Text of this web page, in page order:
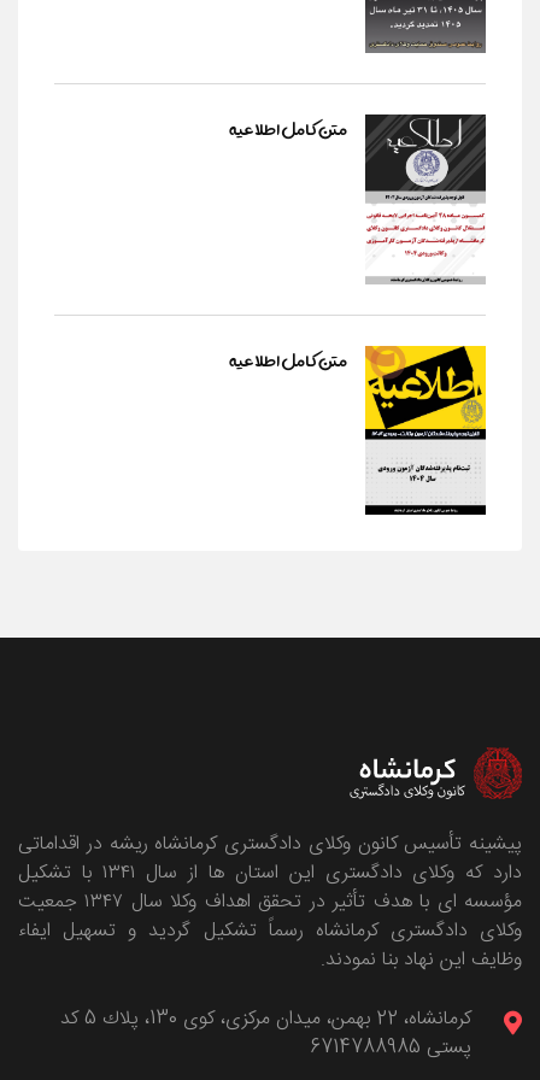
متن کامل اطلاعیه
متن کامل اطلاعیه
پیشینه تأسیس کانون وکلای دادگستری کرمانشاه ریشه در اقداماتی
دارد که وکلای دادگستری این استان ها از سال ۱۳۴۱ با تشکیل
مؤسسه ای با هدف تأثیر در تحقق اهداف وکلا سال ۱۳۴۷ جمعیت
وکلای دادگستری کرمانشاه رسماً تشکیل گردید و تسهیل ایفاء
وظایف این نهاد بنا نمودند.
كرمانشاه، 22 بهمن، ميدان مركزی، كوی 130، پلاك 5 کد
پستی 6714788985